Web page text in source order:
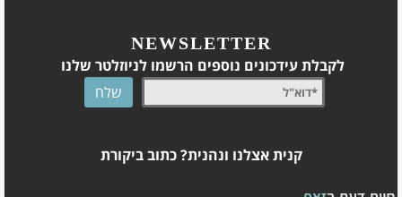
NEWSLETTER
לקבלת עידכונים נוספים הרשמו לניוזלטר שלנו
קנית אצלנו ונהנית? כתוב ביקורת